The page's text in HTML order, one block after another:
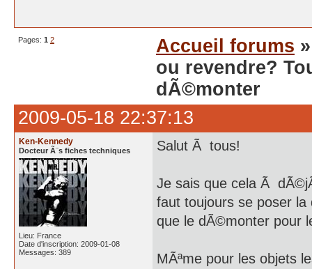
Pages: 1 2 Accueil forums
ou revendre?
dÃ©monter
2009-05-18 22:37:13
Ken-Kennedy
Docteur Ã¨s fiches techniques
Lieu: France
Date d'inscription: 2009-01-08
Messages: 389
Salut Ã tous!
Je sais que cela Ã
faut toujours se poser
que le dÃ©monter pour
MÃªme pour les objets